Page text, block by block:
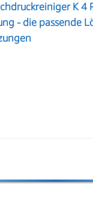
K 4
- die passende